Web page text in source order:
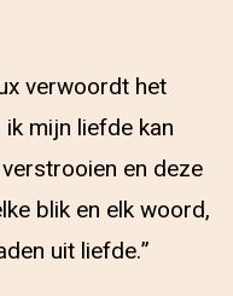
verwoordt het
mijn liefde kan
en deze
blik en elk woord,
uit liefde.”